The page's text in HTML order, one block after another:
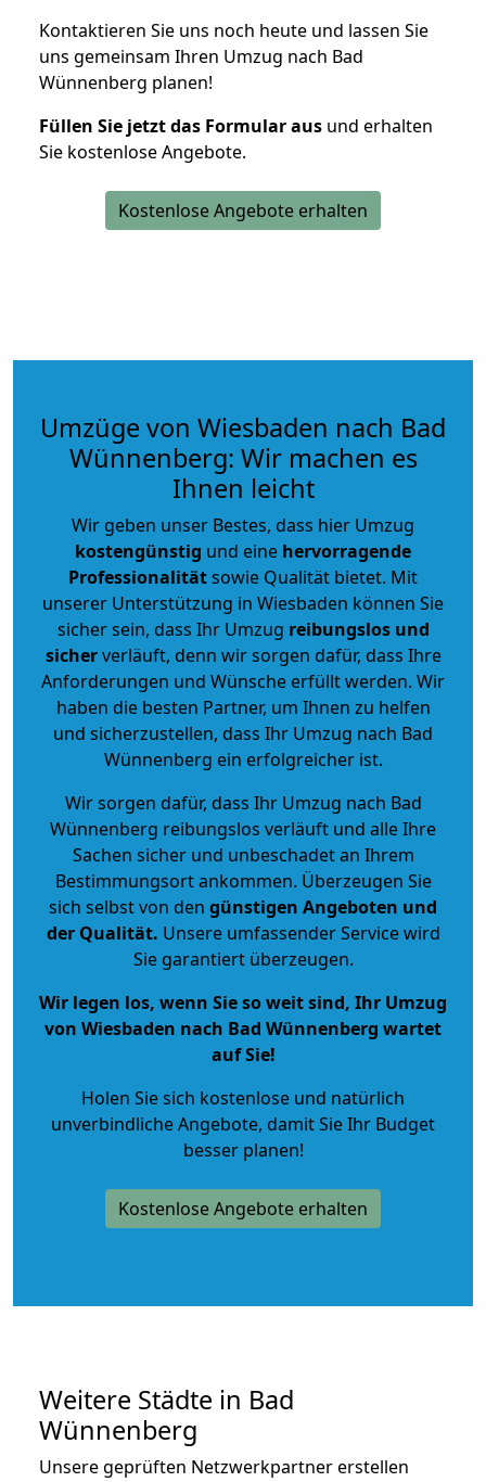
Kontaktieren Sie uns noch heute und lassen Sie
uns gemeinsam Ihren Umzug nach Bad
Wünnenberg planen!
Füllen Sie jetzt das Formular aus und erhalten
Sie kostenlose Angebote.
Kostenlose Angebote erhalten
Umzüge von Wiesbaden nach Bad
Wünnenberg: Wir machen es
Ihnen leicht
Wir geben unser Bestes, dass hier Umzug
kostengünstig und eine hervorragende
Professionalitätsowie Qualität bietet. Mit
unserer Unterstützung in Wiesbaden können Sie
sicher sein, dass Ihr Umzug reibungslos und
sicherverläuft, denn wir sorgen dafür, dass Ihre
Anforderungen und Wünsche erfüllt werden. Wir
haben die besten Partner, um Ihnen zu helfen
und sicherzustellen, dass Ihr Umzug nach Bad
Wünnenberg ein erfolgreicher ist.
Wir sorgen dafür, dass Ihr Umzug nach Bad
Wünnenberg reibungslos verläuft und alle Ihre
Sachen sicher und unbeschadet an Ihrem
Bestimmungsort ankommen. Überzeugen Sie
sich selbst von den günstigen Angeboten und
der Qualität. Unsere umfassender Service wird
Sie garantiert überzeugen.
Wir legen los, wenn Sie so weit sind, Ihr Umzug
von Wiesbaden nach Bad Wünnenberg wartet
auf Sie!
Holen Sie sich kostenlose und natürlich
unverbindliche Angebote, damit Sie Ihr Budget
besser planen!
Kostenlose Angebote erhalten
Weitere Städte in Bad
Wünnenberg
Unsere geprüften Netzwerkpartner erstellen